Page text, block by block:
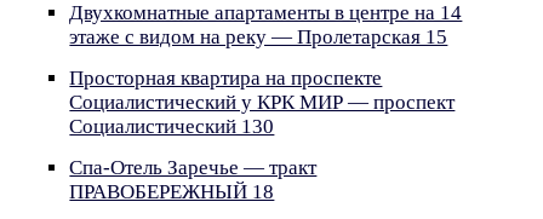
Двухкомнатные апартаменты в центре на 14
этаже с видом на реку — Пролетарская 15
Просторная квартира на проспекте
Социалистический у КРК МИР — проспект
Социалистический 130
Спа-Oтель Заречье — тракт
ПРАВОБЕРЕЖНЫЙ 18